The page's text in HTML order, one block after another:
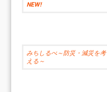
NEW!
みちしるべ～防災・減災を考
える～